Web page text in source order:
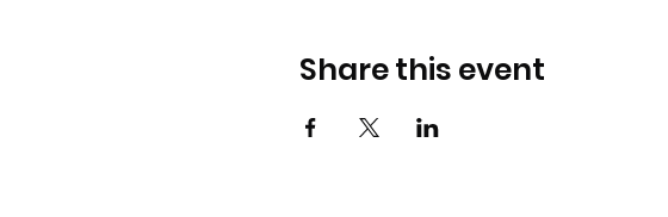
Share this event